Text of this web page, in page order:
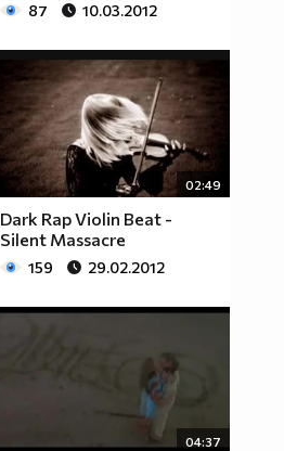
87 10.03.2012
02:49
Dark Rap Violin Beat -
Silent Massacre
159 29.02.2012
04:37